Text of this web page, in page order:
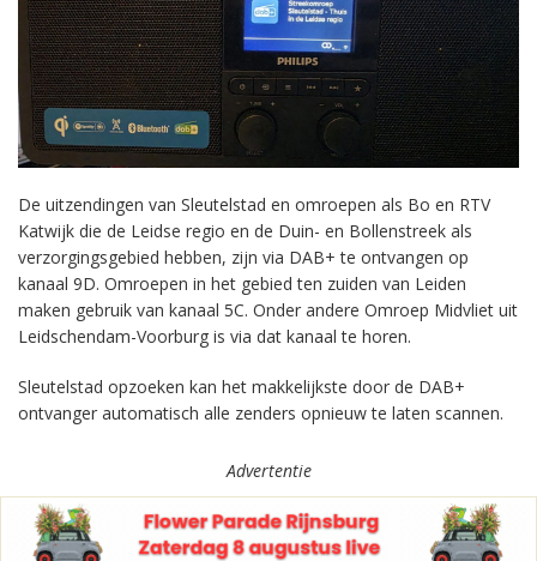
De uitzendingen van Sleutelstad en omroepen als Bo en RTV
Katwijk die de Leidse regio en de Duin- en Bollenstreek als
verzorgingsgebied hebben, zijn via DAB+ te ontvangen op
kanaal 9D. Omroepen in het gebied ten zuiden van Leiden
maken gebruik van kanaal 5C. Onder andere Omroep Midvliet uit
Leidschendam-Voorburg is via dat kanaal te horen.
Sleutelstad opzoeken kan het makkelijkste door de DAB+
ontvanger automatisch alle zenders opnieuw te laten scannen.
Advertentie